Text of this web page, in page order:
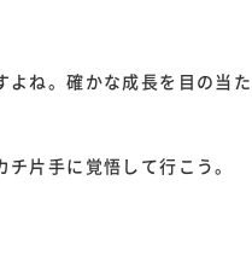
ね。確かな成長を目の当
片手に覚悟して行こう。